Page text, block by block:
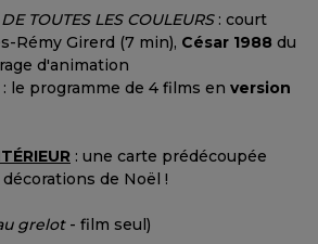
TOUTES LES COULEURS: court
Rémy Girerd (7 min), César 1988 du
d'animation
le programme de 4 films en version
: une carte prédécoupée
de Noël !
grelot - film seul)